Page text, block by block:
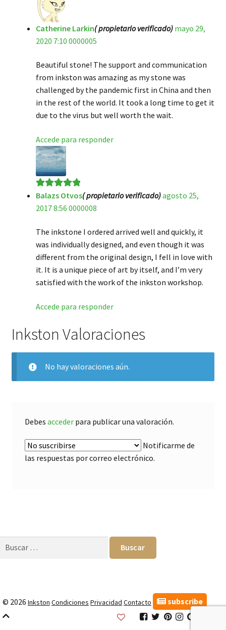
Catherine Larkin( propietario verificado) mayo 29,
2020 7:10 0000005
Beautiful stone! The support and communication
from inkston was amazing as my stone was
challenged by the pandemic first in China and then
in the rest of the world. It took a long time to get it
due to the virus but well worth the wait.
Accede para responder
Valorado en5
de 5
Balazs Otvos( propietario verificado)agosto 25,
2017 8:56 0000008
The inkstone I ordered arrived well and quickly, it
was individually designed, and even though it was
different from the original design, I fell in love with
it. It is a unique piece of art by itself, and I’m very
satisfied with the work of the inkston workshop.
Accede para responder
Inkston Valoraciones
No hay valoraciones aún.
Debes accederpara publicar una valoración.
Notificarme de
las respuestas por correo electrónico.
© 2026 Inkston Condiciones Privacidad Contacto
subscribe
InkstonInkston
InkstonInkston